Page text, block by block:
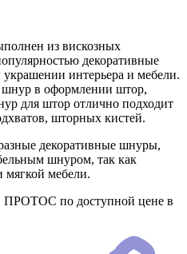
из вискозных
декоративные
интерьера и мебели.
в оформлении штор,
для штор отлично подходит
шторных кистей.
декоративные шнуры,
шнуром, так как
мягкой мебели.
ПРОТОС по доступной цене в